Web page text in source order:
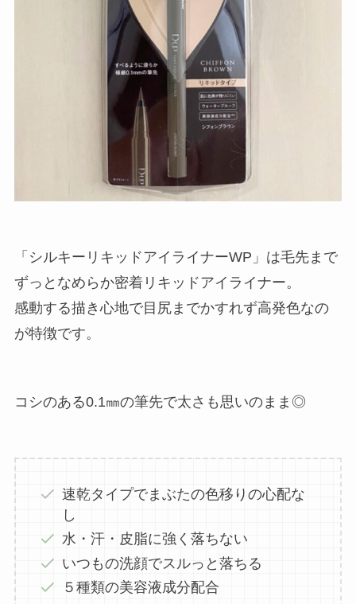
「シルキーリキッドアイライナーWP」は毛先まで
ずっとなめらか密着リキッドアイライナー。
感動する描き心地で目尻までかすれず高発色なの
が特徴です。
コシのある0.1㎜の筆先で太さも思いのまま◎
速乾タイプでまぶたの色移りの心配な
し
水・汗・皮脂に強く落ちない
いつもの洗顔でスルっと落ちる
５種類の美容液成分配合